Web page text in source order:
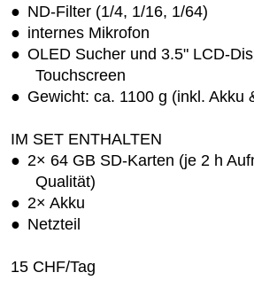
ND-Filter (1/4, 1/16, 1/64)
internes Mikrofon
OLED Sucher und 3.5" LCD-
Touchscreen
Gewicht: ca. 1100 g (inkl. Akku
IM SET ENTHALTEN
2× 64 GB SD-Karten (je 2 h
Qualität)
2× Akku
Netzteil
15 CHF/Tag